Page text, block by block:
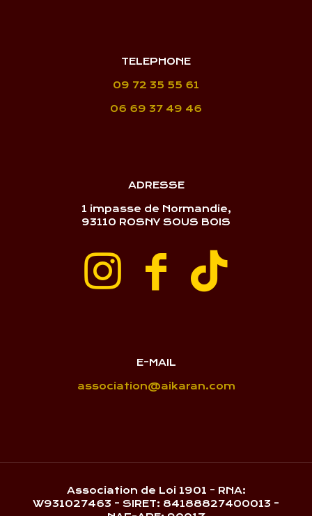
TELEPHONE
09 72 35 55 61
06 69 37 49 46
ADRESSE
1 impasse de Normandie,
93110 ROSNY SOUS BOIS
E-MAIL
association@aikaran.com
Association de Loi 1901 - RNA:
W931027463 - SIRET: 84188827400013 -